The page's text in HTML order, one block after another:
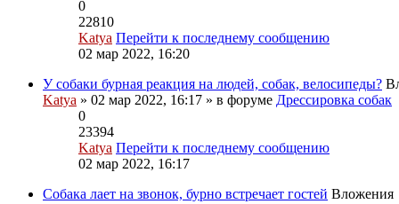
0
22810
Katya Перейти к последнему сообщению
02 мар 2022, 16:20
У собаки бурная реакция на людей, собак, велосипеды?
Katya » 02 мар 2022, 16:17 » в форуме Дрессировка собак
0
23394
Katya Перейти к последнему сообщению
02 мар 2022, 16:17
Собака лает на звонок, бурно встречает гостей Вложения